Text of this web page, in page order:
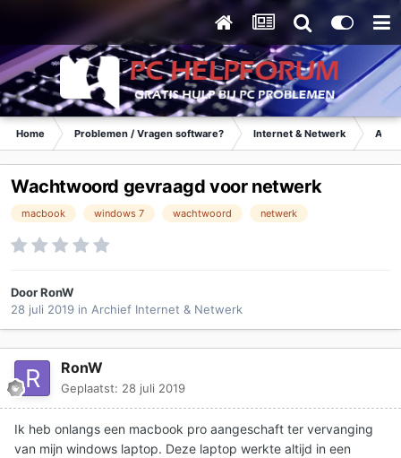
Home Problemen / Vragen software? Internet & Netwerk
Wachtwoord gevraagd voor netwerk
macbook windows 7 wachtwoord netwerk
DoorRonW
28 juli 2019 in Archief Internet & Netwerk
RonW
Geplaatst: 28 juli 2019
Ik heb onlangs een macbook pro aangeschaft ter vervanging
van mijn windows laptop. Deze laptop werkte altijd in een